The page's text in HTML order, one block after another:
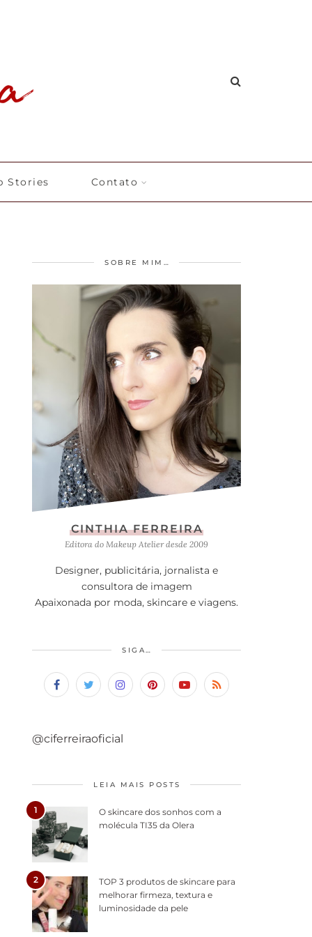
Stories Contato
SOBRE MIM…
CINTHIA FERREIRA
Editora do Makeup Atelier desde 2009
Designer, publicitária, jornalista e
consultora de imagem
Apaixonada por moda, skincare e viagens.
SIGA…
@ciferreiraoficial
LEIA MAIS POSTS
1
O skincare dos sonhos com a
molécula TI35 da Olera
2
TOP 3 produtos de skincare para
melhorar firmeza, textura e
luminosidade da pele